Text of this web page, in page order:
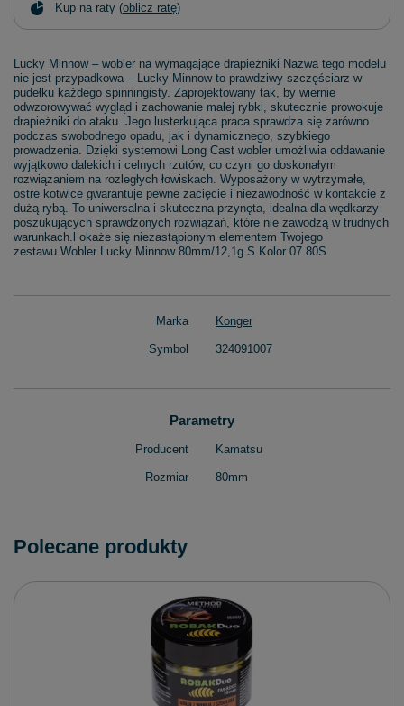
Kup na raty (oblicz ratę)
Lucky Minnow – wobler na wymagające drapieżniki Nazwa tego modelu
nie jest przypadkowa – Lucky Minnow to prawdziwy szczęściarz w
pudełku każdego spinningisty. Zaprojektowany tak, by wiernie
odwzorowywać wygląd i zachowanie małej rybki, skutecznie prowokuje
drapieżniki do ataku. Jego lusterkująca praca sprawdza się zarówno
podczas swobodnego opadu, jak i dynamicznego, szybkiego
prowadzenia. Dzięki systemowi Long Cast wobler umożliwia oddawanie
wyjątkowo dalekich i celnych rzutów, co czyni go doskonałym
rozwiązaniem na rozległych łowiskach. Wyposażony w wytrzymałe,
ostre kotwice gwarantuje pewne zacięcie i niezawodność w kontakcie z
dużą rybą. To uniwersalna i skuteczna przynęta, idealna dla wędkarzy
poszukujących sprawdzonych rozwiązań, które nie zawodzą w trudnych
warunkach.l okaże się niezastąpionym elementem Twojego
zestawu.Wobler Lucky Minnow 80mm/12,1g S Kolor 07 80S
Marka Konger
Symbol 324091007
Parametry
Producent Kamatsu
Rozmiar 80mm
Polecane produkty